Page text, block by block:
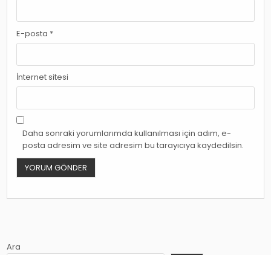
E-posta *
İnternet sitesi
Daha sonraki yorumlarımda kullanılması için adım, e-
posta adresim ve site adresim bu tarayıcıya kaydedilsin.
Ara